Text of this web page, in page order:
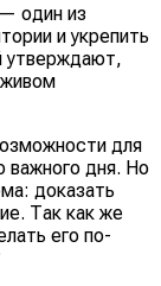
один из
и укрепить
утверждают,
для
важного дня. Но
доказать
Так как же
его по-